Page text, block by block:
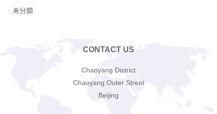
未分類
CONTACT US
Chaoyang District
Chaoyang Outer Street
Beijing